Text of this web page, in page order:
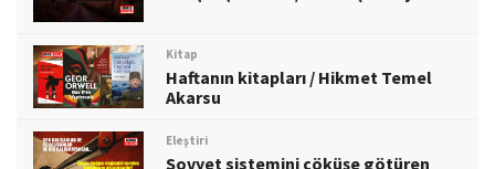
Kitap
Haftanın kitapları / Hikmet Temel
Akarsu
Eleştiri
Sovyet sistemini çöküşe götüren